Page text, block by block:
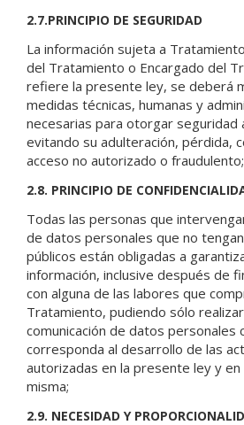
2.7.PRINCIPIO DE SEGURIDAD
La información sujeta a
del Tratamiento o Encargado del
refiere la presente ley, se deberá
medidas técnicas, humanas y
necesarias para otorgar seguridad
evitando su adulteración, pérdida,
acceso no autorizado o fraudulento;
2.8. PRINCIPIO DE
Todas las personas que
de datos personales que no
públicos están obligadas a
información, inclusive después de
con alguna de las labores que
Tratamiento, pudiendo sólo
comunicación de datos personales
corresponda al desarrollo de las
autorizadas en la presente ley y
misma;
2.9. NECESIDAD Y